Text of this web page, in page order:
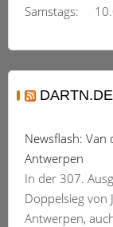
Samstags:
Newsflash: Van
Antwerpen
In der 307.
Doppelsieg von
Antwerpen,